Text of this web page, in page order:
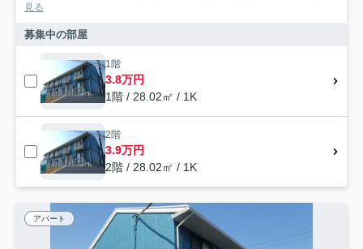
見る
募集中の部屋
1階
3.8万円
1階 / 28.02㎡ / 1K
2階
3.9万円
2階 / 28.02㎡ / 1K
アパート